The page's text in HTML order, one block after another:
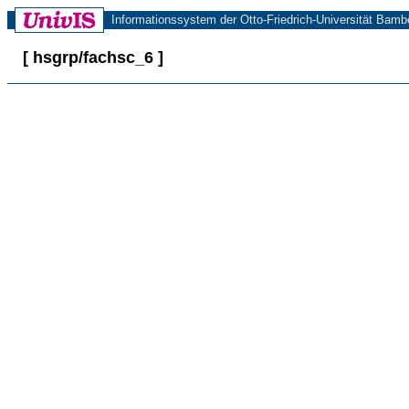
Informationssystem der Otto-Friedrich-Universität
[ hsgrp/fachsc_6 ]